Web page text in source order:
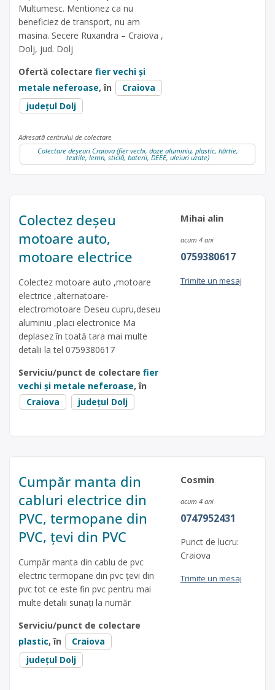
Multumesc. Mentionez ca nu
beneficiez de transport, nu am
masina. Secere Ruxandra – Craiova ,
Dolj, jud. Dolj
Ofertă colectare fier vechi și
metale neferoase, în
Craiova
județul Dolj
Adresată centrului de colectare
Colectare deșeuri Craiova (fier vechi, doze aluminiu, plastic, hârtie,
textile, lemn, sticlă, baterii, DEEE, uleiuri uzate)
Colectez deșeu
motoare auto,
motoare electrice
Colectez motoare auto ,motoare
electrice ,alternatoare-
electromotoare Deseu cupru,deseu
aluminiu ,placi electronice Ma
deplasez în toată tara mai multe
detalii la tel 0759380617
Serviciu/punct de colectare fier
vechi și metale neferoase, în
Craiova
județul Dolj
Mihai alin
acum 4 ani
0759380617
Trimite un mesaj
Cumpăr manta din
cabluri electrice din
PVC, termopane din
PVC, țevi din PVC
Cumpăr manta din cablu de pvc
electric termopane din pvc țevi din
pvc tot ce este fin pvc pentru mai
multe detalii sunați la număr
Serviciu/punct de colectare
plastic, în
Craiova
județul Dolj
Cosmin
acum 4 ani
0747952431
Punct de lucru:
Craiova
Trimite un mesaj